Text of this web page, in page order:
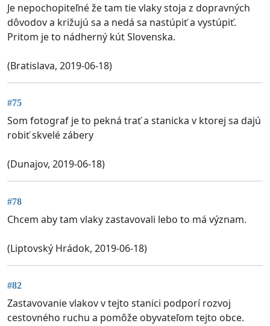
Je nepochopiteľné že tam tie vlaky stoja z dopravných
dôvodov a križujú sa a nedá sa nastúpiť a vystúpiť.
Pritom je to nádherný kút Slovenska.
(Bratislava, 2019-06-18)
#75
Som fotograf je to pekná trať a stanicka v ktorej sa dajú
robiť skvelé zábery
(Dunajov, 2019-06-18)
#78
Chcem aby tam vlaky zastavovali lebo to má význam.
(Liptovský Hrádok, 2019-06-18)
#82
Zastavovanie vlakov v tejto stanici podporí rozvoj
cestovného ruchu a pomôže obyvateľom tejto obce.